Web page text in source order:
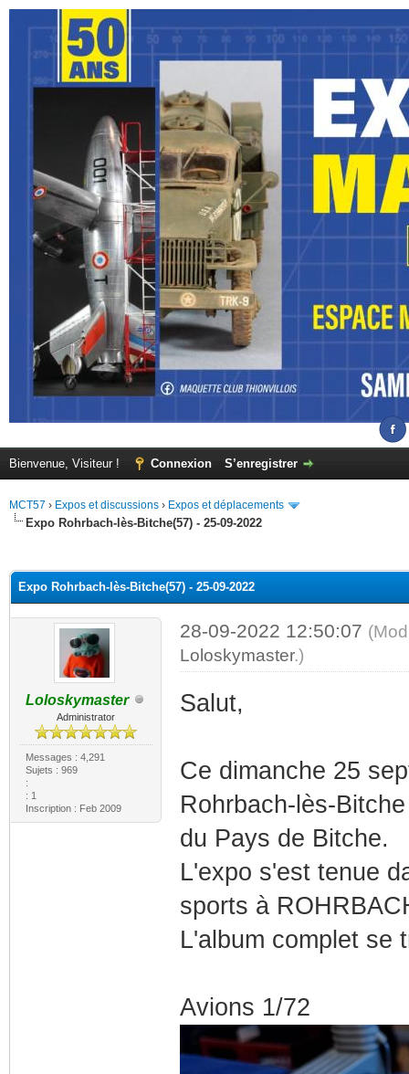
Bienvenue, Visiteur ! Connexion S’enregistrer
MCT57 › Expos et discussions › Expos et déplacements
Expo Rohrbach-lès-Bitche(57) - 25-09-2022
Expo Rohrbach-lès-Bitche(57) - 25-09-2022
Loloskymaster
Administrator
Messages : 4,291
Sujets : 969
:
: 1
Inscription : Feb 2009
28-09-2022 12:50:07
Loloskymaster.)
Salut,
Ce dimanche 25
Rohrbach-lès-
du Pays de Bitche.
L'expo s'est tenue
sports à
L'album complet se
Avions 1/72